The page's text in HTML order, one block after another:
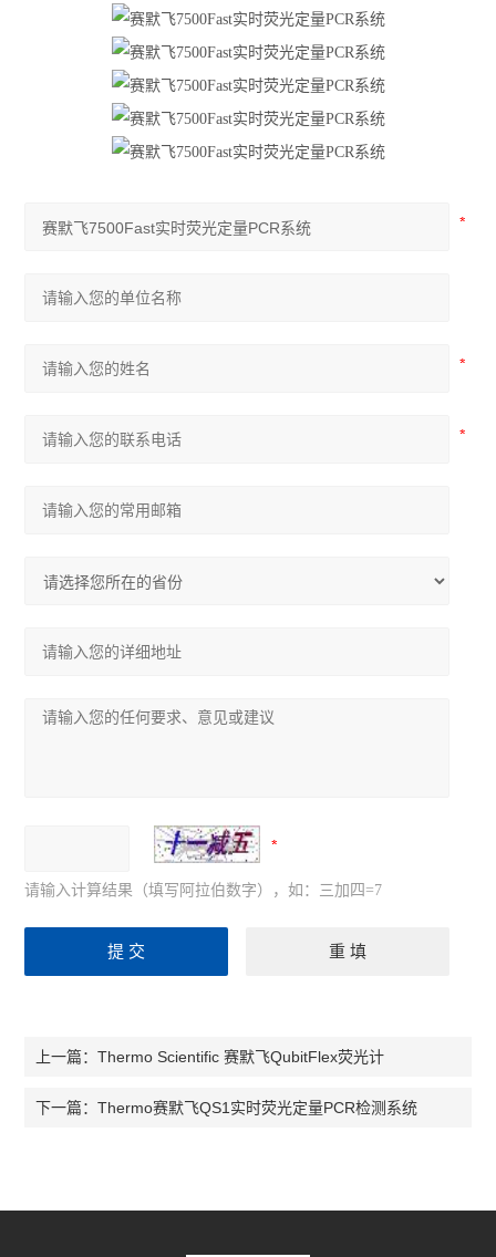
请输入计算结果（填写阿拉伯数字），如：三加四=7
上一篇：Thermo Scientific 赛默飞QubitFlex荧光计
下一篇：Thermo赛默飞QS1实时荧光定量PCR检测系统